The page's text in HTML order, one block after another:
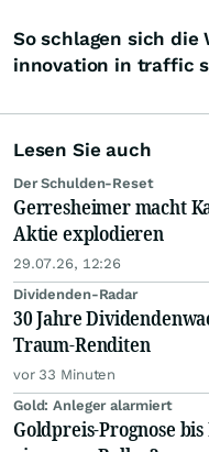
So schlagen sich
innovation in traffic
Lesen Sie auch
Der Schulden-Reset
Gerresheimer macht
Aktie explodieren
29.07.26, 12:26
Dividenden-Radar
30 Jahre
Traum-Renditen
vor 33 Minuten
Gold: Anleger alarmiert
Goldpreis-Prognose